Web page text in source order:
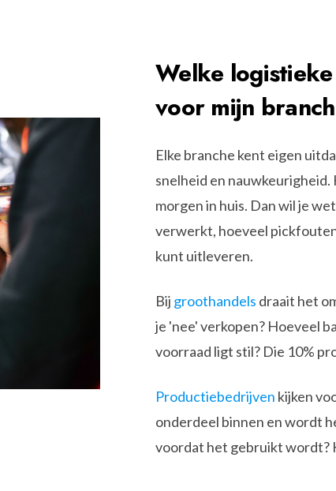
Welke
voor mijn
Elke branche kent eigen
snelheid en
morgen in huis. Dan wil je
verwerkt, hoeveel
kunt uitleveren.
Bij groothandels draait het
je 'nee' verkopen? Hoeveel
voorraad ligt stil? Die 10%
Productiebedrijven kijken
onderdeel binnen en wordt
voordat het gebruikt wordt?